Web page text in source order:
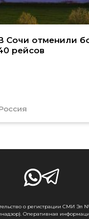
Сочи отменили
рейсов
о регистрации СМИ Эл №
Оперативная